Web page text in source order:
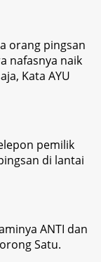
orang pingsan
nafasnya naik
Kata AYU
pemilik
di lantai
ANTI dan
Satu.